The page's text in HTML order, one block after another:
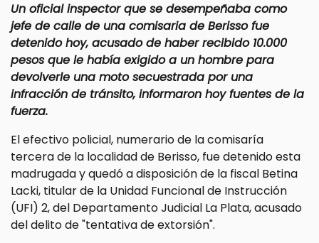
Un oficial inspector que se desempeñaba como
jefe de calle de una comisaria de Berisso fue
detenido hoy, acusado de haber recibido 10.000
pesos que le había exigido a un hombre para
devolverle una moto secuestrada por una
infracción de tránsito, informaron hoy fuentes de la
fuerza.
El efectivo policial, numerario de la comisaría
tercera de la localidad de Berisso, fue detenido esta
madrugada y quedó a disposición de la fiscal Betina
Lacki, titular de la Unidad Funcional de Instrucción
(UFI) 2, del Departamento Judicial La Plata, acusado
del delito de "tentativa de extorsión".